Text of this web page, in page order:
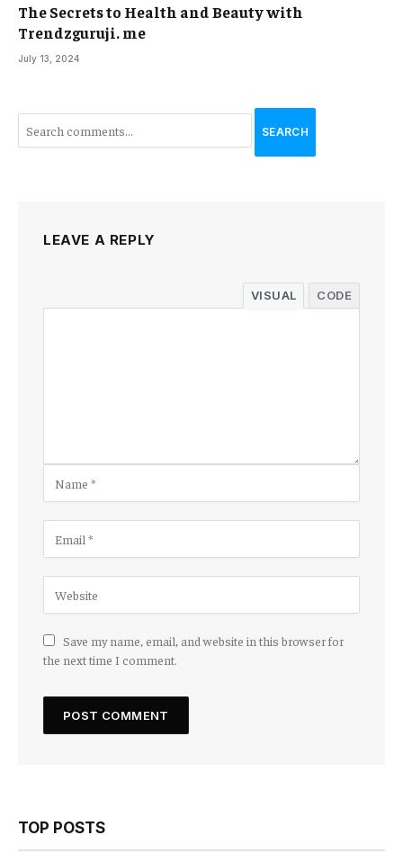
The Secrets to Health and Beauty with
Trendzguruji. me
July 13, 2024
SEARCH
LEAVE A REPLY
VISUAL CODE
Save my name, email, and website in this browser for
the next time I comment.
TOP POSTS